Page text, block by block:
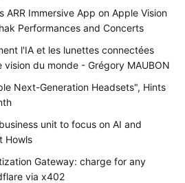
ARR Immersive App on Apple Vision
Performances and Concerts
l'IA et les lunettes connectées
du monde - Grégory MAUBON
Next-Generation Headsets", Hints
unit to focus on AI and
Howls
Gateway: charge for any
via x402